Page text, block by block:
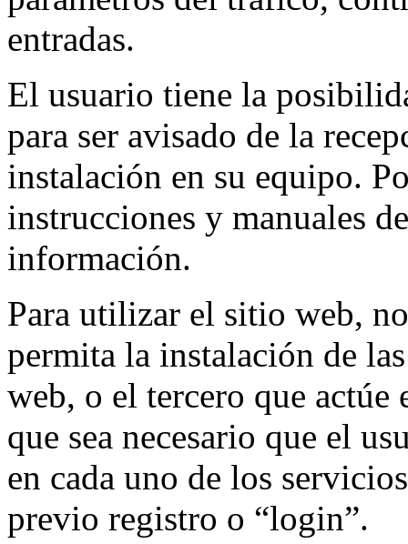
entradas.
El usuario tiene la
para ser avisado de la
instalación en su equipo.
instrucciones y manuales
información.
Para utilizar el sitio web,
permita la instalación de
web, o el tercero que
que sea necesario que el
en cada uno de los
previo registro o “login”.